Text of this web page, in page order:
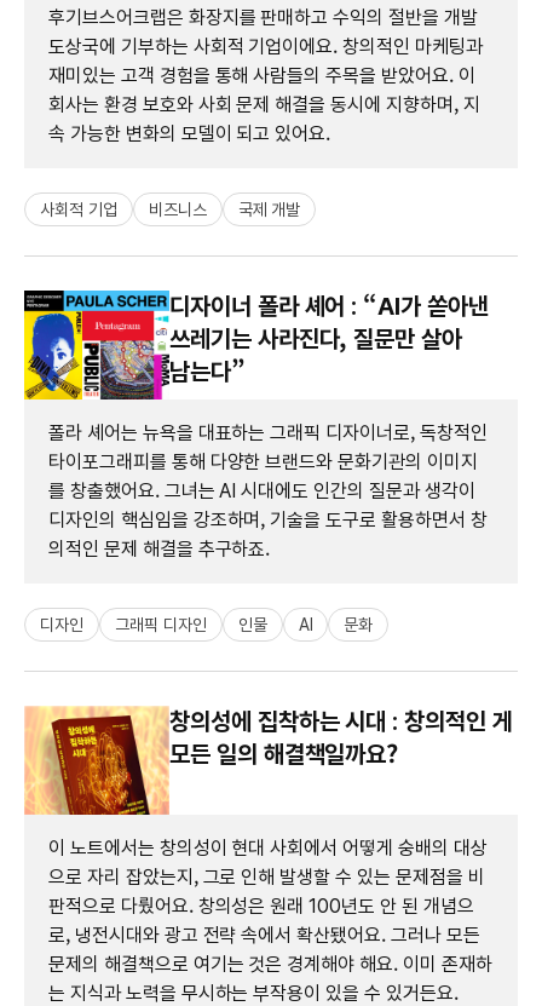
후기브스어크랩은 화장지를 판매하고 수익의 절반을 개발
도상국에 기부하는 사회적 기업이에요. 창의적인 마케팅과
재미있는 고객 경험을 통해 사람들의 주목을 받았어요. 이
회사는 환경 보호와 사회 문제 해결을 동시에 지향하며, 지
속 가능한 변화의 모델이 되고 있어요.
사회적 기업 비즈니스 국제 개발
디자이너 폴라 셰어 : “AI가 쏟아낸
쓰레기는 사라진다, 질문만 살아
남는다”
폴라 셰어는 뉴욕을 대표하는 그래픽 디자이너로, 독창적인
타이포그래피를 통해 다양한 브랜드와 문화기관의 이미지
를 창출했어요. 그녀는 AI 시대에도 인간의 질문과 생각이
디자인의 핵심임을 강조하며, 기술을 도구로 활용하면서 창
의적인 문제 해결을 추구하죠.
디자인 그래픽 디자인 인물 AI 문화
창의성에 집착하는 시대 : 창의적인 게
모든 일의 해결책일까요?
이 노트에서는 창의성이 현대 사회에서 어떻게 숭배의 대상
으로 자리 잡았는지, 그로 인해 발생할 수 있는 문제점을 비
판적으로 다뤘어요. 창의성은 원래 100년도 안 된 개념으
로, 냉전시대와 광고 전략 속에서 확산됐어요. 그러나 모든
문제의 해결책으로 여기는 것은 경계해야 해요. 이미 존재하
는 지식과 노력을 무시하는 부작용이 있을 수 있거든요.